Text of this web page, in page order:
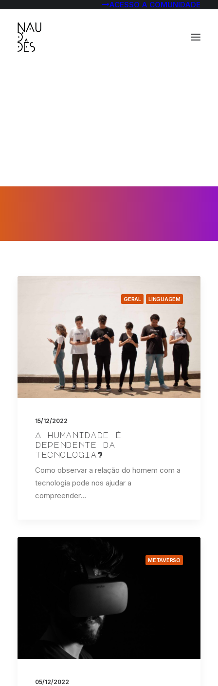
ACESSO A COMUNIDADE
GERAL LINGUAGEM
15/12/2022
A humanidade é
dependente da
tecnologia?
Como observar a relação do homem com a
tecnologia pode nos ajudar a
compreender…
METAVERSO
05/12/2022